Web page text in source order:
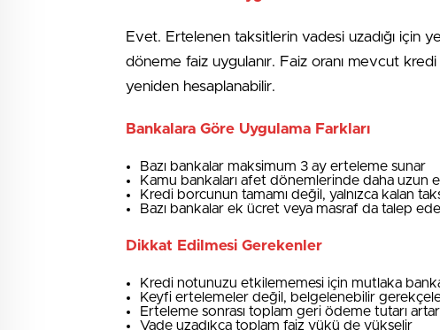
Evet. Ertelenen taksitlerin vadesi uzadığı için
döneme faiz uygulanır. Faiz oranı mevcut
yeniden hesaplanabilir.
Bankalara Göre Uygulama Farkları
Bazı bankalar maksimum 3 ay erteleme sunar
Kamu bankaları afet dönemlerinde daha uzun
Kredi borcunun tamamı değil, yalnızca kalan
Bazı bankalar ek ücret veya masraf da talep
Dikkat Edilmesi Gerekenler
Kredi notunuzu etkilememesi için mutlaka banka
Keyfi ertelemeler değil, belgelenebilir
Erteleme sonrası toplam geri ödeme tutarı artar
Vade uzadıkça toplam faiz yükü de yükselir